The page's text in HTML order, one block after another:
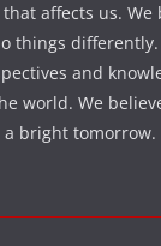
affects us.
things
and
world. We
bright tomorrow.